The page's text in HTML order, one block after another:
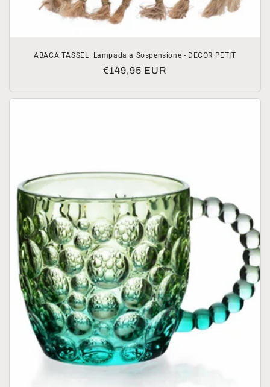
ABACA TASSEL |Lampada a Sospensione - DECOR PETIT
Prezzo
listino
€149,95 EUR